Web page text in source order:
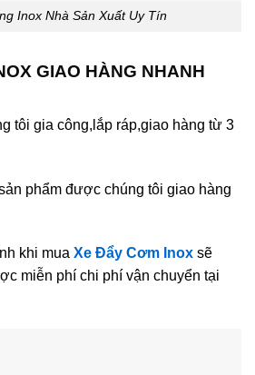
Inox Nhà Sản Xuất Uy Tín
GIAO HÀNG NHANH
tôi gia công,lắp ráp,giao hàng từ 3
phẩm được chúng tôi giao hàng
khi mua Xe Đẩy Cơm Inox sẽ
miễn phí chi phí vận chuyển tại